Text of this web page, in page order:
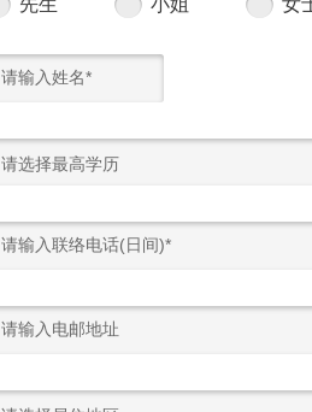
先生 小姐 女
请选择最高学历